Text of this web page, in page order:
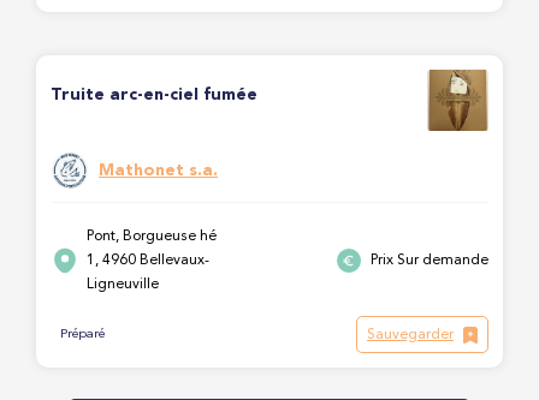
Truite arc-en-ciel fumée
Mathonet s.a.
Pont, Borgueuse hé
1, 4960 Bellevaux-
Ligneuville
Prix Sur demande
Préparé Sauvegarder